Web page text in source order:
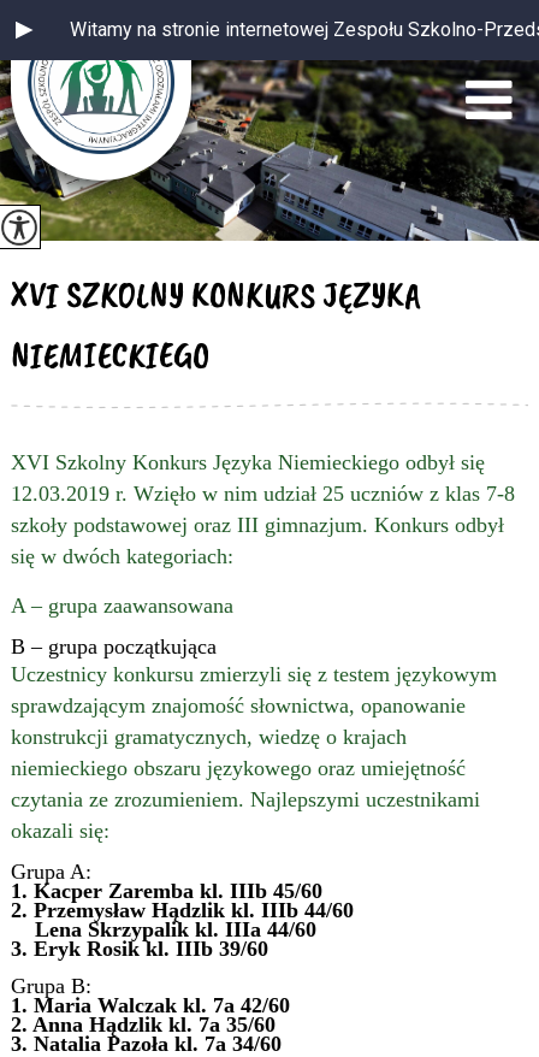
Witamy na stronie internetowej Zespołu Szkolno-
XVI SZKOLNY KONKURS JĘZYKA
NIEMIECKIEGO
XVI Szkolny Konkurs Języka Niemieckiego odbył się
12.03.2019 r. Wzięło w nim udział 25 uczniów z klas 7-8
szkoły podstawowej oraz III gimnazjum. Konkurs odbył
się w dwóch kategoriach:
A – grupa zaawansowana
B – grupa początkująca
Uczestnicy konkursu zmierzyli się z testem językowym
sprawdzającym znajomość słownictwa, opanowanie
konstrukcji gramatycznych, wiedzę o krajach
niemieckiego obszaru językowego oraz umiejętność
czytania ze zrozumieniem. Najlepszymi uczestnikami
okazali się:
Grupa A:
1. Kacper Zaremba kl. IIIb 45/60
2. Przemysław Hądzlik kl. IIIb 44/60
Lena Skrzypalik kl. IIIa 44/60
3. Eryk Rosik kl. IIIb 39/60
Grupa B:
1. Maria Walczak kl. 7a 42/60
2. Anna Hądzlik kl. 7a 35/60
3. Natalia Pazoła kl. 7a 34/60